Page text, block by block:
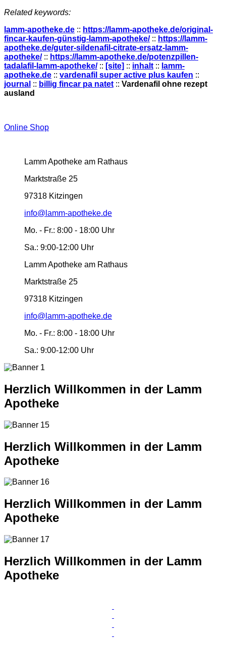
Related keywords:
lamm-apotheke.de :: https://lamm-apotheke.de/original-
fincar-kaufen-günstig-lamm-apotheke/:: https://lamm-
apotheke.de/guter-sildenafil-citrate-ersatz-lamm-
apotheke/:: https://lamm-apotheke.de/potenzpillen-
tadalafil-lamm-apotheke/:: [site] :: inhalt :: lamm-
apotheke.de :: vardenafil super active plus kaufen ::
journal :: billig fincar pa natet :: Vardenafil ohne rezept
ausland
Online Shop
Lamm Apotheke am Rathaus
Marktstraße 25
97318 Kitzingen
info@lamm-apotheke.de
Mo. - Fr.: 8:00 - 18:00 Uhr
Sa.: 9:00-12:00 Uhr
Lamm Apotheke am Rathaus
Marktstraße 25
97318 Kitzingen
info@lamm-apotheke.de
Mo. - Fr.: 8:00 - 18:00 Uhr
Sa.: 9:00-12:00 Uhr
Herzlich Willkommen in der Lamm
Apotheke
Herzlich Willkommen in der Lamm
Apotheke
Herzlich Willkommen in der Lamm
Apotheke
Herzlich Willkommen in der Lamm
Apotheke